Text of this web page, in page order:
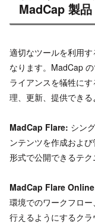
MadCap 製品
適切なツールを利用
なります。MadCap
ライアンスを犠牲に
理、更新、提供できる
MadCap Flare: シン
ンテンツを作成およ
形式で公開できるテク
MadCap Flare
環境でのワークフロ
行えるようにするク